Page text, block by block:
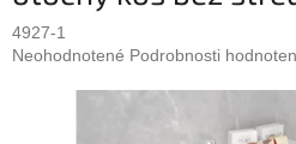
4927-1
Priemerné
Neohodnotené Podrobnosti